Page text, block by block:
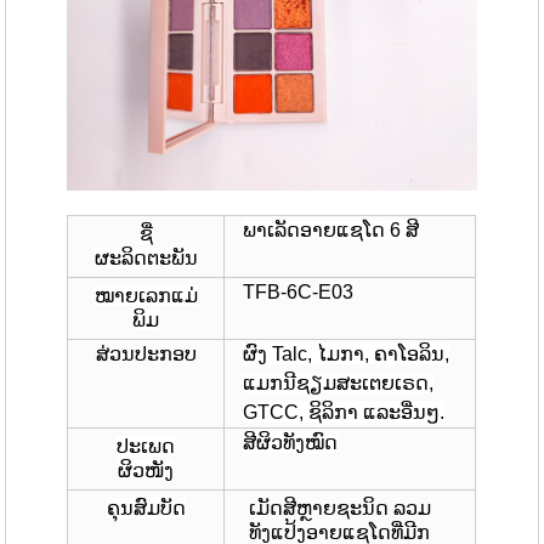
ຊື່
ຜະລິດຕະພັນ
ພາເລັດອາຍແຊໂດ 6 ສີ
ໝາຍເລກແມ່
ພິມ
TFB-6C-E03
ສ່ວນປະກອບ
ຜົງ Talc, ໄມກາ, ຄາໂອລິນ,
ແມກນີຊຽມສະເຕຍເຣດ,
GTCC, ຊິລິກາ ແລະອື່ນໆ.
ປະເພດ
ຜິວໜັງ
ສີຜິວທັງໝົດ
ຄຸນສົມບັດ
ເມັດສີຫຼາຍຊະນິດ ລວມ
ທັງແປ້ງອາຍແຊໂດທີ່ມີກ